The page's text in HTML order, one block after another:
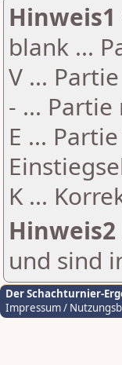
Hinweis1
blank ...
V ...
- ...
E ...
K ...
Hinweis2
und sind
Der Schachturnier-
Impressum /